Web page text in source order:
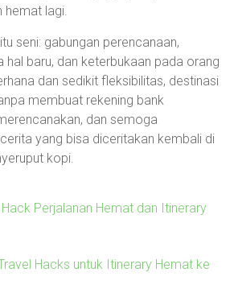
hemat lagi.
seni: gabungan perencanaan,
hal baru, dan keterbukaan pada orang
dan sedikit fleksibilitas, destinasi
membuat rekening bank
dan semoga
yang bisa diceritakan kembali di
kopi.
Perjalanan Hemat dan Itinerary
Hacks untuk Itinerary Hemat ke